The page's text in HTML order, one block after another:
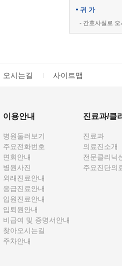
귀 가
- 간호사실로
오시는길 사이트맵
이용안내
병원둘러보기
주요전화번호
면회안내
병원사진
외래진료안내
응급진료안내
입원진료안내
입퇴원안내
비급여 및 증명서안내
찾아오시는길
주차안내
진료과/클
진료과
의료진소개
전문클리닉
주요진단의